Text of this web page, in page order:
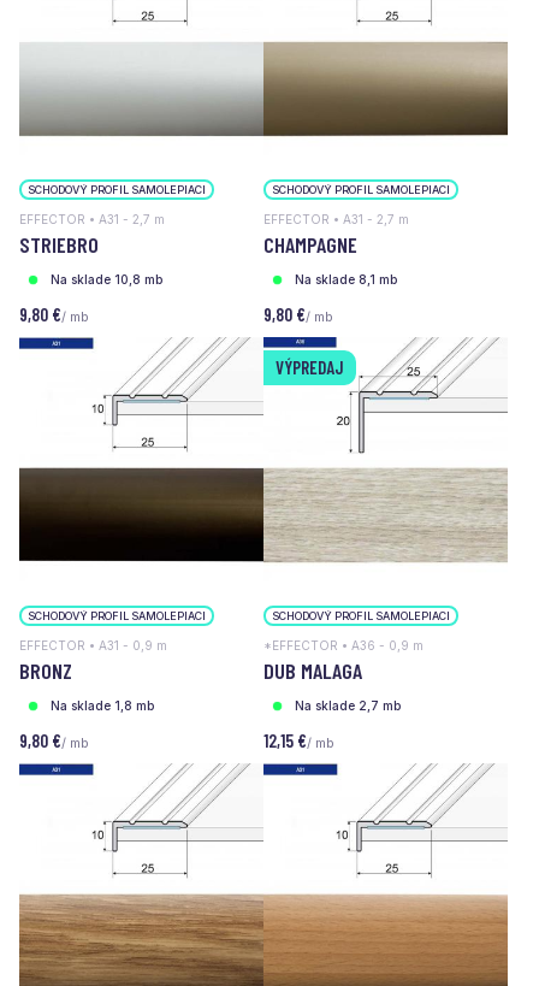
SCHODOVÝ PROFIL SAMOLEPIACI
EFFECTOR • A31 - 2,7 m
STRIEBRO
Na sklade 10,8 mb
9,80 €/ mb
SCHODOVÝ PROFIL SAMOLEPIACI
EFFECTOR • A31 - 2,7 m
CHAMPAGNE
Na sklade 8,1 mb
9,80 €/ mb
SCHODOVÝ PROFIL SAMOLEPIACI
EFFECTOR • A31 - 0,9 m
BRONZ
Na sklade 1,8 mb
9,80 €/ mb
VÝPREDAJ
SCHODOVÝ PROFIL SAMOLEPIACI
*EFFECTOR • A36 - 0,9 m
DUB MALAGA
Na sklade 2,7 mb
12,15 €/ mb